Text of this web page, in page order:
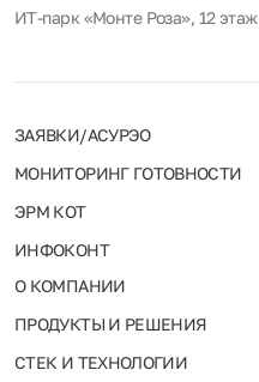
ИТ-парк «Монте Роза», 12 этаж
ЗАЯВКИ/АСУРЭО
МОНИТОРИНГ ГОТОВНОСТИ
ЭРМ КОТ
ИНФОКОНТ
О КОМПАНИИ
ПРОДУКТЫ И РЕШЕНИЯ
СТЕК И ТЕХНОЛОГИИ